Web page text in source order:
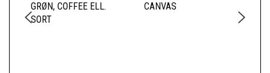
GRØN, COFFEE ELL.
SORT
CANVAS